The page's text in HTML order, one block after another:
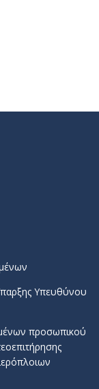
Υπευθύνου
προσωπικού